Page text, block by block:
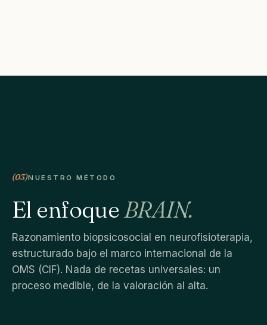
(03)NUESTRO MÉTODO
El enfoqueBRAIN.
Razonamiento biopsicosocial en neurofisioterapia,
estructurado bajo el marco internacional de la
OMS (CIF). Nada de recetas universales: un
proceso medible, de la valoración al alta.